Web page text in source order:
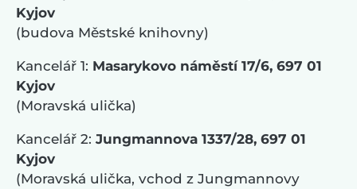
Kyjov
(budova Městské knihovny)
Kancelář 1: Masarykovo náměstí 17/6, 697 01
Kyjov
(Moravská ulička)
Kancelář 2: Jungmannova 1337/28, 697 01
Kyjov
(Moravská ulička, vchod z Jungmannovy